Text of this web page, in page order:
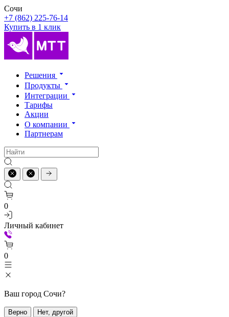
Сочи
+7 (862) 225-76-14
Купить в 1 клик
Решения
Продукты
Интеграции
Тарифы
Акции
О компании
Партнерам
0
Личный кабинет
0
Ваш город Сочи?
Верно Нет, другой